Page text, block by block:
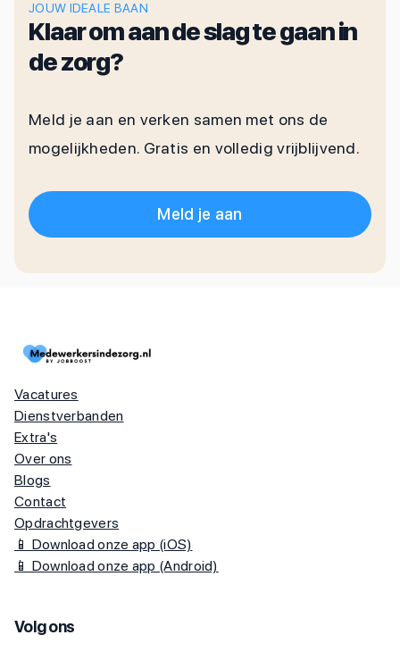
JOUW IDEALE BAAN
Klaar om aan de slag te gaan in
de zorg?
Meld je aan en verken samen met ons de
mogelijkheden. Gratis en volledig vrijblijvend.
Meld je aan
Vacatures
Dienstverbanden
Extra's
Over ons
Blogs
Contact
Opdrachtgevers
📱 Download onze app (iOS)
📱 Download onze app (Android)
Volg ons